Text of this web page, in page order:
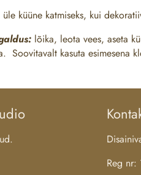
üle küüne katmiseks, kui
lõika, leota vees, aseta
Soovitavalt kasuta esimesena
Reg